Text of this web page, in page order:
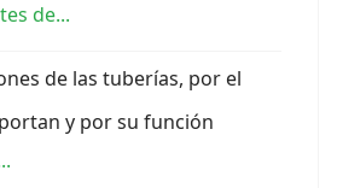
de...
de las tuberías, por el
y por su función